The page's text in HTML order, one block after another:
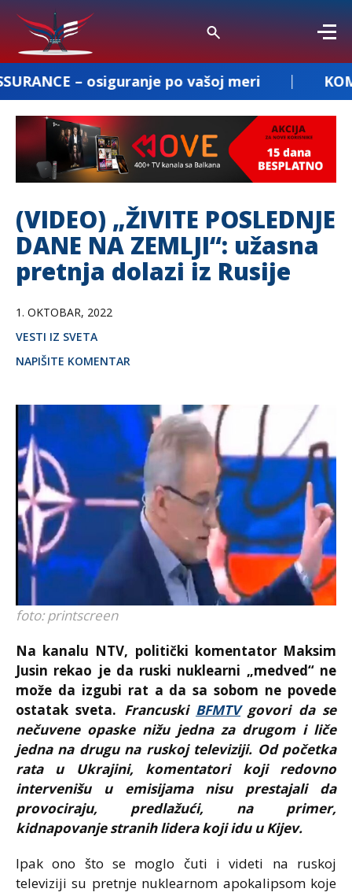
– osiguranje po vašoj meri KOMBI
(VIDEO) „ŽIVITE POSLEDNJE
DANE NA ZEMLJI“: užasna
pretnja dolazi iz Rusije
1. OKTOBAR, 2022
VESTI IZ SVETA
NAPIŠITE KOMENTAR
foto: printscreen
Na kanalu NTV, politički komentator Maksim
Jusin rekao je da ruski nuklearni „medved“ ne
može da izgubi rat a da sa sobom ne povede
ostatak sveta. Francuski BFMTVgovori da se
nečuvene opaske nižu jedna za drugom i liče
jedna na drugu na ruskoj televiziji. Od početka
rata u Ukrajini, komentatori koji redovno
intervenišu u emisijama nisu prestajali da
provociraju, predlažući, na primer,
kidnapovanje stranih lidera koji idu u Kijev.
Ipak ono što se moglo čuti i videti na ruskoj
televiziji su pretnje nuklearnom apokalipsom koje